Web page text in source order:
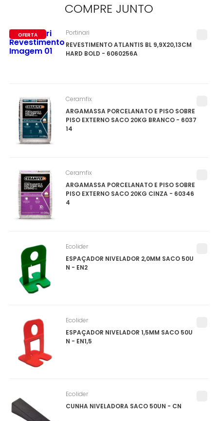
COMPRE JUNTO
OFERTA
REVESTIMENTO ATLANTIS BL 9,9X20,13CM
HARD BOLD - 6060256A
Portinari
ARGAMASSA PORCELANATO E PISO SOBRE
PISO EXTERNO SACO 20KG BRANCO - 6037
14
Ceramfix
ARGAMASSA PORCELANATO E PISO SOBRE
PISO EXTERNO SACO 20KG CINZA - 60346
4
Ceramfix
ESPAÇADOR NIVELADOR 2,0MM SACO 50U
N - EN2
Ecolider
ESPAÇADOR NIVELADOR 1,5MM SACO 50U
N - EN1,5
Ecolider
CUNHA NIVELADORA SACO 50UN - CN
Ecolider